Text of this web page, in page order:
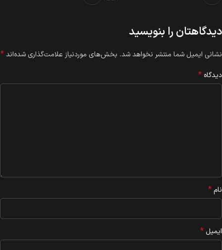
دیدگاهتان را بنویسید
نشانی ایمیل شما منتشر نخواهد شد. بخش‌های موردنیاز علامت‌گذاری شده‌اند*
دیدگاه *
نام*
ایمیل*